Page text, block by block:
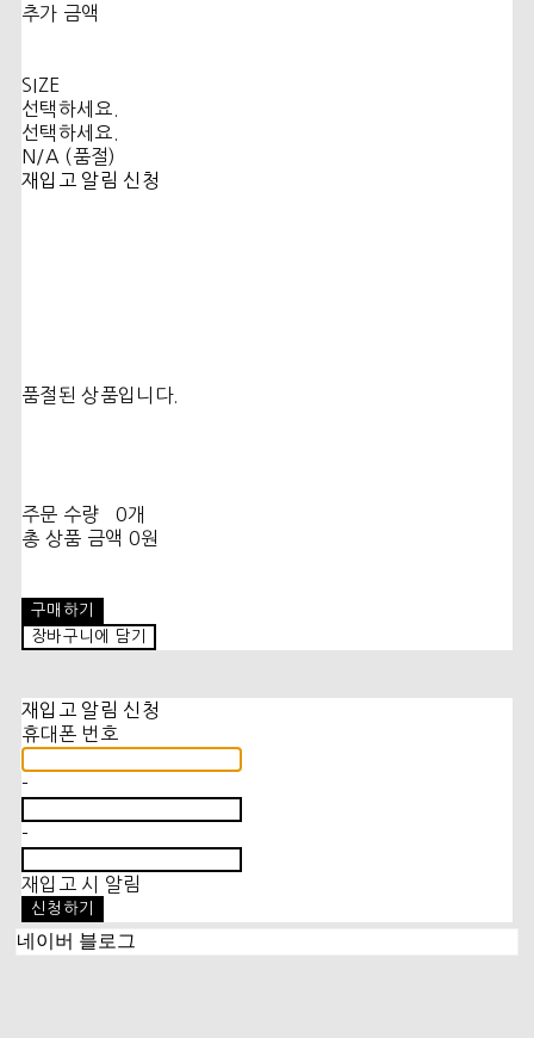
추가 금액
SIZE
선택하세요.
선택하세요.
N/A (품절)
재입고 알림 신청
품절된 상품입니다.
주문 수량
0개
총 상품 금액 0원
구매하기
장바구니에 담기
재입고 알림 신청
휴대폰 번호
-
-
재입고 시 알림
신청하기
네이버 블로그